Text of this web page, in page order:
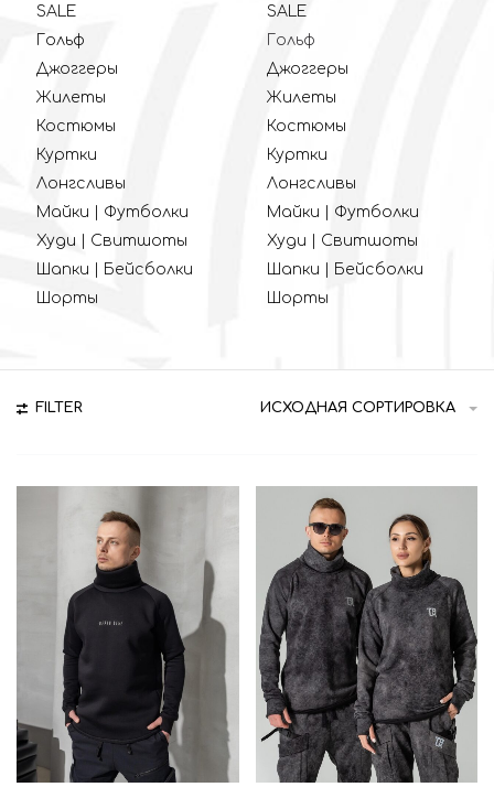
SALE
Гольф
Джоггеры
Жилеты
Костюмы
Куртки
Лонгсливы
Майки | Футболки
Худи | Свитшоты
Шапки | Бейсболки
Шорты
SALE
Гольф
Джоггеры
Жилеты
Костюмы
Куртки
Лонгсливы
Майки | Футболки
Худи | Свитшоты
Шапки | Бейсболки
Шорты
FILTER ИСХОДНАЯ СОРТИРОВКА